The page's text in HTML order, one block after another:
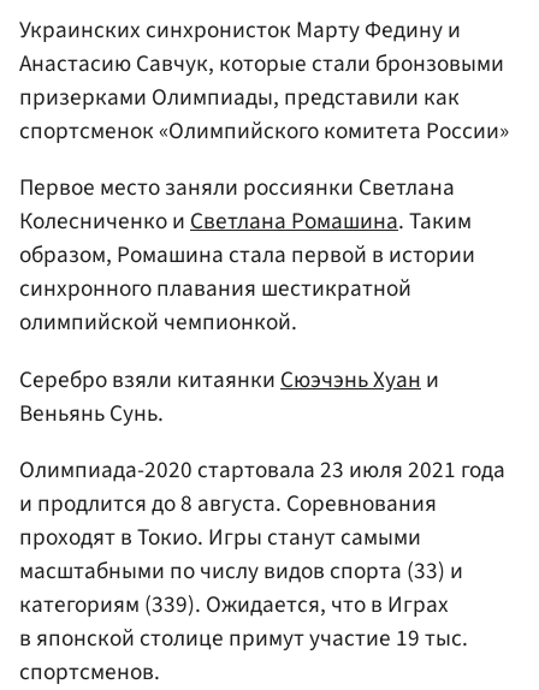
Украинских синхронисток Марту Федину и
Анастасию Савчук, которые стали бронзовыми
призерками Олимпиады, представили как
спортсменок «Олимпийского комитета России»
Первое место заняли россиянки Светлана
Колесниченко иСветлана Ромашина. Таким
образом, Ромашина стала первой в истории
синхронного плавания шестикратной
олимпийской чемпионкой.
Серебро взяли китаянки Сюэчэнь Хуан и
Веньянь Сунь.
Олимпиада-2020 стартовала 23 июля 2021 года
и продлится до 8 августа. Соревнования
проходят в Токио. Игры станут самыми
масштабными по числу видов спорта (33) и
категориям (339). Ожидается, что в Играх
в японской столице примут участие 19 тыс.
спортсменов.